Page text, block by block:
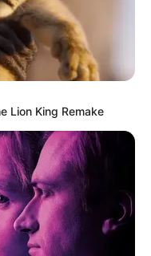
érinthetné
Péter azt is
ennél az
végére akár
is célként
vagy már életbe
600 forintra
Lion King Remake